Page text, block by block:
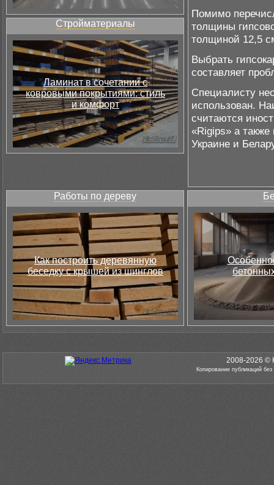
Стройматериалы
Ламинат в сочетании с
ковровыми покрытиями: стиль
и комфорт
Помимо
толщины
толщиной 12,5
Выбрать
составляет
Специалисту
использован.
считаются
«Rigips» а
Украине и
Работы по дереву
Как построить деревянную
беседку с крышей из шинглов
2008-2026 ©
Копирование публикаций